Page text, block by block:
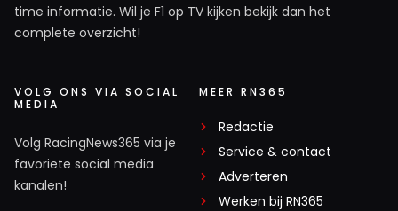
time informatie. Wil je F1 op TV kijken bekijk dan het
complete overzicht!
VOLG ONS VIA SOCIAL
MEDIA
Volg RacingNews365 via je
favoriete social media
kanalen!
MEER RN365
Redactie
Service & contact
Adverteren
Werken bij RN365